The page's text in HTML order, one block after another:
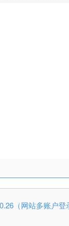
（网站多账户登